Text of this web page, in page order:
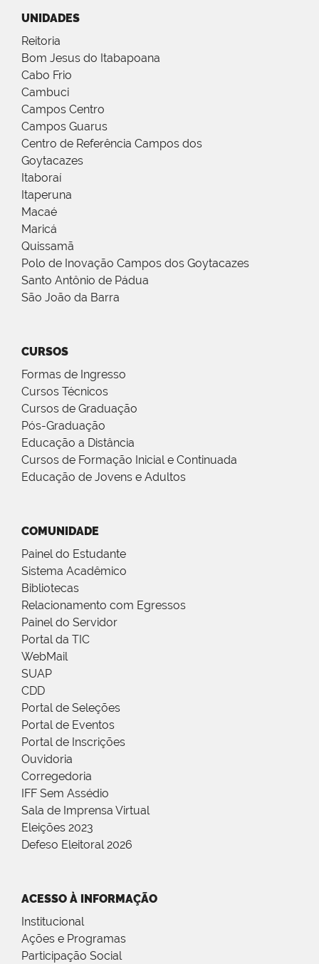
UNIDADES
Reitoria
Bom Jesus do Itabapoana
Cabo Frio
Cambuci
Campos Centro
Campos Guarus
Centro de Referência Campos dos
Goytacazes
Itaboraí
Itaperuna
Macaé
Maricá
Quissamã
Polo de Inovação Campos dos Goytacazes
Santo Antônio de Pádua
São João da Barra
CURSOS
Formas de Ingresso
Cursos Técnicos
Cursos de Graduação
Pós-Graduação
Educação a Distância
Cursos de Formação Inicial e Continuada
Educação de Jovens e Adultos
COMUNIDADE
Painel do Estudante
Sistema Acadêmico
Bibliotecas
Relacionamento com Egressos
Painel do Servidor
Portal da TIC
WebMail
SUAP
CDD
Portal de Seleções
Portal de Eventos
Portal de Inscrições
Ouvidoria
Corregedoria
IFF Sem Assédio
Sala de Imprensa Virtual
Eleições 2023
Defeso Eleitoral 2026
ACESSO À INFORMAÇÃO
Institucional
Ações e Programas
Participação Social